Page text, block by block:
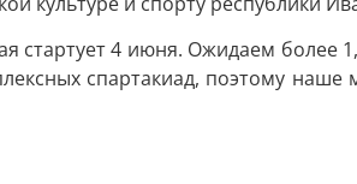
стартует 4 июня. Ожидаем
спартакиад, поэтому